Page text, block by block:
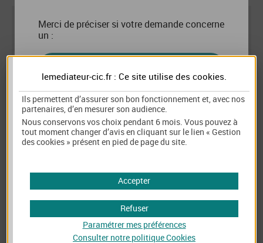
Merci de préciser si votre demande concerne
un :
CLIENT PROFESSIONNEL
Bienvenue sur le formulaire de saisie en
ligne du Médiateur du CIC.
et souhaitez trouver une solution amiable grâce à la
Vous êtes un consommateur (toute personne physique qui
agit à des fins qui n'entrent pas dans le cadre de son
activité commerciale, industrielle, artisanale, libérale ou
agricole).
Les données collectées sur ce formulaire feront l’objet d’un
votre demande de médiation. Vous disposez de droits
d’accès, d’opposition, rectification, limitation, d’un droit à
Vous avez également le droit d’effectuer une réclamation
auprès d’une autorité de contrôle. Enfin, vous disposez du
droit de définir des directives particulières pour le
traitement de vos données à caractère personnel après
lemediateur-cic.fr : Ce site utilise des cookies.
Ils permettent d’assurer son bon fonctionnement et, avec nos
partenaires, d’en mesurer son audience.
Nous conservons vos choix pendant 6 mois. Vous pouvez à
tout moment changer d’avis en cliquant sur le lien « Gestion
des cookies » présent en pied de page du site.
Accepter
Refuser
Paramétrer mes préférences
Consulter notre politiqueCookies